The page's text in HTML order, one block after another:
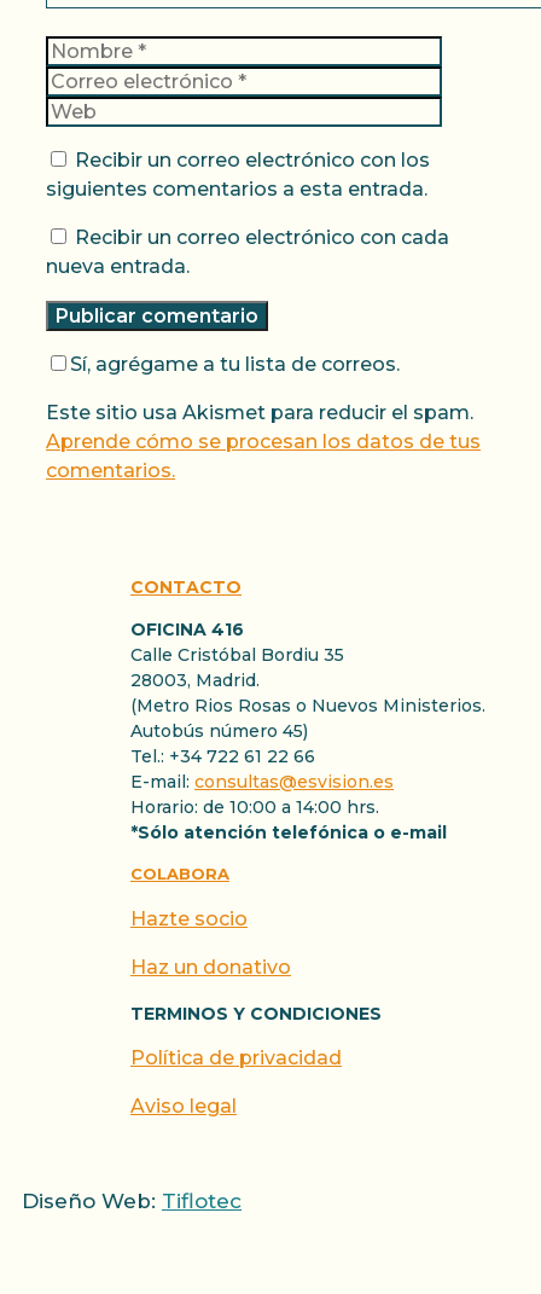
Nombre
Recibir un correo electrónico con los
siguientes comentarios a esta entrada.
Recibir un correo electrónico con cada
nueva entrada.
Sí, agrégame a tu lista de correos.
Este sitio usa Akismet para reducir el spam.
Aprende cómo se procesan los datos de tus
comentarios.
CONTACTO
OFICINA 416
Calle Cristóbal Bordiu 35
28003, Madrid.
(Metro Rios Rosas o Nuevos Ministerios.
Autobús número 45)
Tel.: +34 722 61 22 66
E-mail: consultas@esvision.es
Horario: de 10:00 a 14:00 hrs.
*Sólo atención telefónica o e-mail
COLABORA
Hazte socio
Haz un donativo
TERMINOS Y CONDICIONES
Política de privacidad
Aviso legal
Diseño Web: Tiflotec